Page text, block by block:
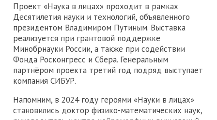
Проект «Наука в лицах» проходит в рамках
Десятилетия науки и технологий, объявленного
президентом Владимиром Путиным. Выставка
реализуется при грантовой поддержке
Минобрнауки России, а также при содействии
Фонда Росконгресс и Сбера. Генеральным
партнёром проекта третий год подряд выступает
компания СИБУР.
Напомним, в 2024 году героями «Науки в лицах»
становились доктор физико-математических наук,